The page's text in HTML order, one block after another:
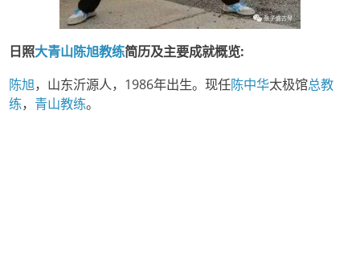
日照大青山陈旭教练简历及主要成就概览:
陈旭，山东沂源人，1986年出生。现任陈中华太极馆总教
练， 青山教练。